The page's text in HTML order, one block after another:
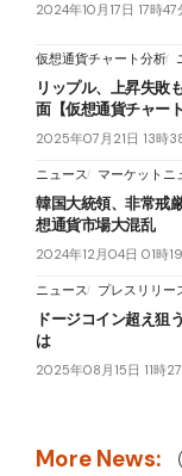
2024年10月17日 17時47
仮想通貨チャート分析
リップル、上昇失敗
面【仮想通貨チャー
2025年07月21日 13時
ニュース マーケットニ
韓国大統領、非常戒
想通貨市場大混乱
2024年12月04日 01時
ニュース プレスリリー
ドージコイン超え狙
は
2025年08月15日 11時
More News: